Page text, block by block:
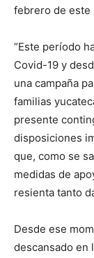
febrero de este
“Este período
Covid-19 y
una campaña
familias
presente
disposiciones
que, como se
medidas de
resienta tanto
Desde ese
descansado en